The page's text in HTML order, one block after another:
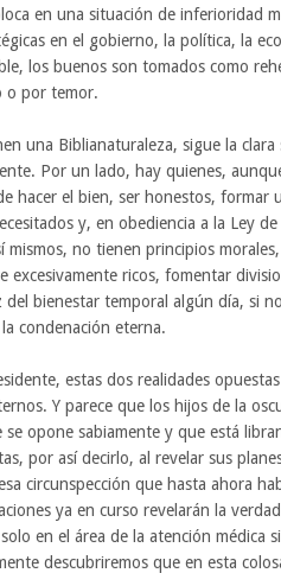
en una situación de inferioridad
en el gobierno, la política, la
los buenos son tomados como
o por temor.
una Biblianaturaleza, sigue la
Por un lado, hay quienes,
hacer el bien, ser honestos, formar
y, en obediencia a la Ley
mismos, no tienen principios
excesivamente ricos, fomentar
del bienestar temporal algún día, si
condenación eterna.
estas dos realidades
Y parece que los hijos de la
opone sabiamente y que está
por así decirlo, al revelar sus
circunspección que hasta ahora
ya en curso revelarán la
en el área de la atención médica
descubriremos que en esta